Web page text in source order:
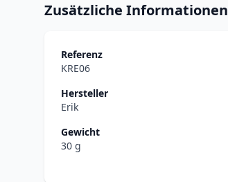
Zusätzliche Informationen
Referenz
KRE06
Hersteller
Erik
Gewicht
30 g